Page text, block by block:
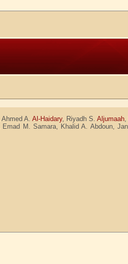
Ahmed A.Al-Haidary, Riyadh S.Aljumaah,
M. Samara, Khalid A. Abdoun,